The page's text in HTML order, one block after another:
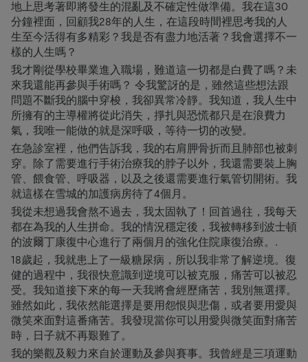
地上思考著即將發生的混亂及不確定性做準備。我在這30
分鐘裡面，回顧我28年的人生，在這段時間裡思考我的人
生至今活得有多精彩？我是否有盡力地活著？我會選擇不一
樣的人生嗎？
我才剛從學校畢業進入職場，難道這一切都是白費了嗎？未
來我還能再參與手術嗎？ 令我驚訝的是，雖然這些想法跟
問題不斷我的腦中穿梭，我卻異常冷靜。我知道，我人生中
所擁有的主導權將從此消失，掙扎與恐慌都只是在浪費力
氣，我唯一能做的就是深呼吸，等待一切的改變。
在急診室裡，他們告訴我，我的右肩胛骨折而且肺部也被刺
穿。除了需要進行手術治療我的脖子以外，我還需要裝上胸
管、餵食管、呼吸器，以及之後還需要進行氣管切開術。我
就這樣在雪城的加護病房待了4個月。
我從未想過我會熬不過去，我太固執了！回首過往，我每天
都在為我的人生拼命。我的情況穩定後，我被轉移到波士頓
的波爾丁康復中心進行了兩個月的強化住院康復治療。.
18歲起，我就患上了一級糖尿病，所以我非常了解逆境。復
健的過程中，我很快意識到逆境可以被克服，痛苦可以被忍
受。我知道接下來的每一天我將會經歷痛苦，我別無選擇。
雖然如此，我依然能選擇是要用怨恨與悲傷，或者要用愛與
微笑來面對這番痛苦。我發現當你可以用愛與微笑面對痛苦
時，日子就不再艱難了。
我的樂觀及毅力來自於運動及參與賽事。我曾經是三項運動